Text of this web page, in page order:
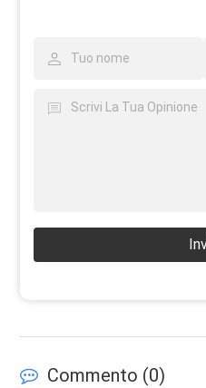
Commento (0)